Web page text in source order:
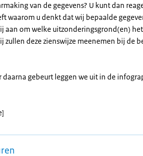
van de gegevens? U kunt dan
waarom u denkt dat wij bepaalde
aan om welke uitzonderingsgrond(en) het
deze zienswijze meenemen bij de
daarna gebeurt leggen we uit in de